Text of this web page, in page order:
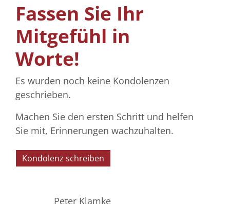
Fassen Sie Ihr
Mitgefühl in
Worte!
Es wurden noch keine Kondolenzen
geschrieben.
Machen Sie den ersten Schritt und helfen
Sie mit, Erinnerungen wachzuhalten.
Kondolenz schreiben
Peter Klamke